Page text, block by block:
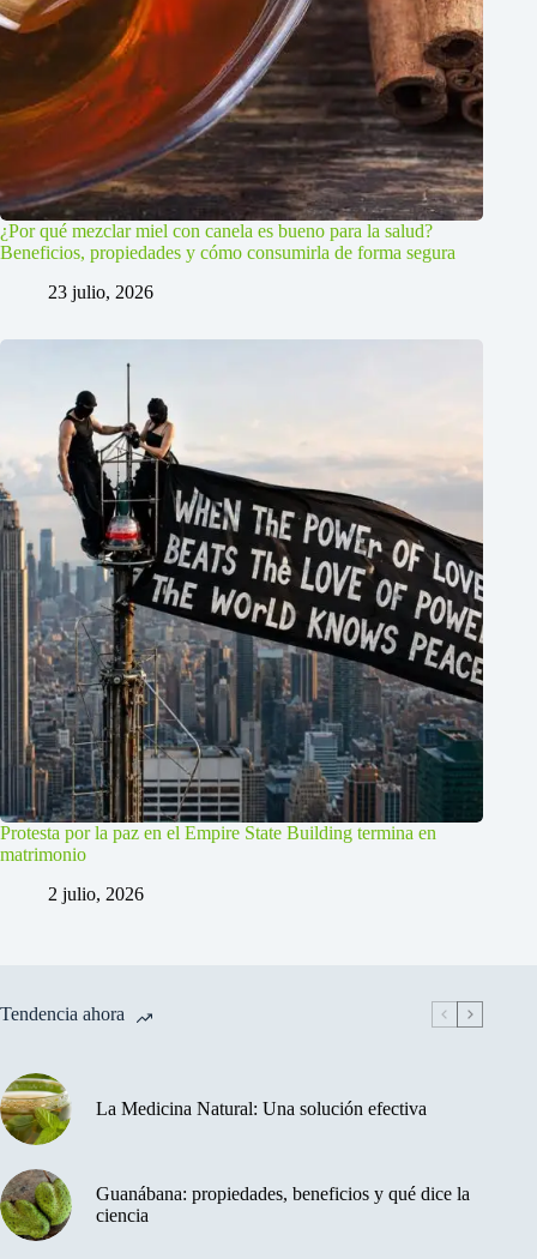
¿Por qué mezclar miel con canela es bueno para la salud?
Beneficios, propiedades y cómo consumirla de forma segura
23 julio, 2026
Protesta por la paz en el Empire State Building termina en
matrimonio
2 julio, 2026
Tendencia ahora
La Medicina Natural: Una solución efectiva
Guanábana: propiedades, beneficios y qué dice la
ciencia